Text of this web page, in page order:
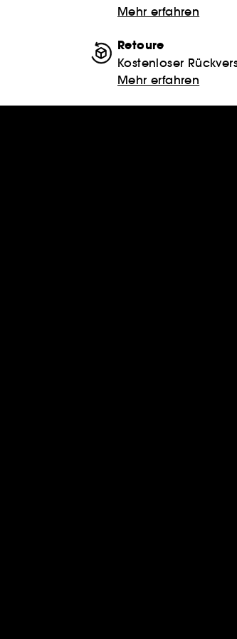
Mehr erfahren
Retoure
Kostenloser
Mehr erfahren